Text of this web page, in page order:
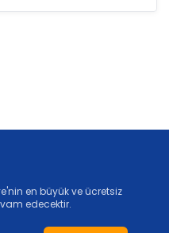
en büyük ve ücretsiz
edecektir.